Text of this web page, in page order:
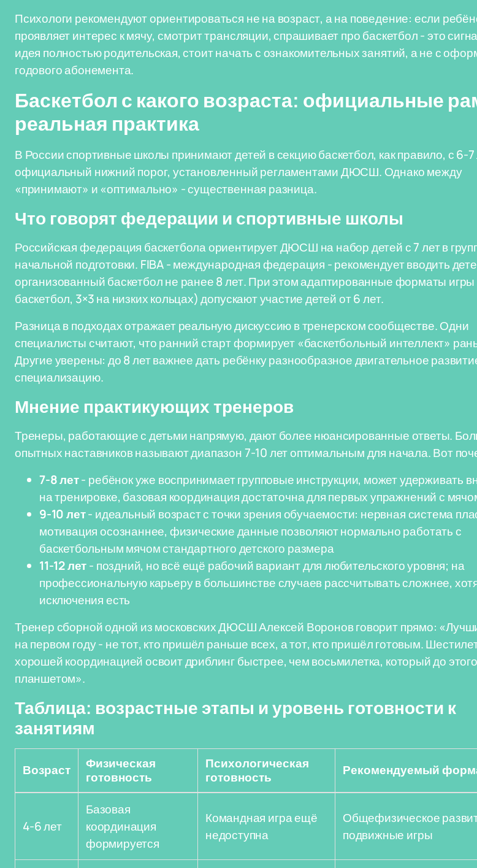
Психологи рекомендуют ориентироваться не на возраст, а на поведение: если
проявляет интерес к мячу, смотрит трансляции, спрашивает про баскетбол - это
идея полностью родительская, стоит начать с ознакомительных занятий, а не с
годового абонемента.
Баскетбол с какого возраста: официальные
реальная практика
В России спортивные школы принимают детей в секцию баскетбол, как правило, с 6-7
официальный нижний порог, установленный регламентами ДЮСШ. Однако между
«принимают» и «оптимально» - существенная разница.
Что говорят федерации и спортивные школы
Российская федерация баскетбола ориентирует ДЮСШ на набор детей с 7 лет в
начальной подготовки. FIBA - международная федерация - рекомендует вводить
организованный баскетбол не ранее 8 лет. При этом адаптированные форматы
баскетбол, 3×3 на низких кольцах) допускают участие детей от 6 лет.
Разница в подходах отражает реальную дискуссию в тренерском сообществе. Одни
специалисты считают, что ранний старт формирует «баскетбольный интеллект»
Другие уверены: до 8 лет важнее дать ребёнку разнообразное двигательное
специализацию.
Мнение практикующих тренеров
Тренеры, работающие с детьми напрямую, дают более нюансированные ответы.
опытных наставников называют диапазон 7-10 лет оптимальным для начала. Вот
7-8 лет- ребёнок уже воспринимает групповые инструкции, может удерживать
на тренировке, базовая координация достаточна для первых упражнений с
9-10 лет- идеальный возраст с точки зрения обучаемости: нервная система
мотивация осознаннее, физические данные позволяют нормально работать с
баскетбольным мячом стандартного детского размера
11-12 лет- поздний, но всё ещё рабочий вариант для любительского уровня; на
профессиональную карьеру в большинстве случаев рассчитывать сложнее,
исключения есть
Тренер сборной одной из московских ДЮСШ Алексей Воронов говорит прямо:
на первом году - не тот, кто пришёл раньше всех, а тот, кто пришёл готовым.
хорошей координацией освоит дриблинг быстрее, чем восьмилетка, который до
планшетом».
Таблица: возрастные этапы и уровень готовности к
занятиям
Возраст
Физическая
готовность
Психологическая
готовность
Рекомендуемый
4-6 лет
Базовая
координация
формируется
Командная игра ещё
недоступна
Общефизическое
подвижные игры